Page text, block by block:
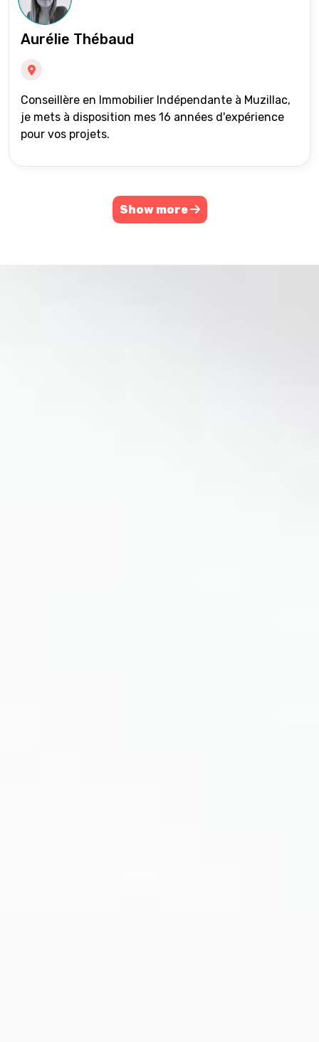
Aurélie Thébaud
Conseillère en Immobilier Indépendante à Muzillac,
je mets à disposition mes 16 années d'expérience
pour vos projets.
Show more